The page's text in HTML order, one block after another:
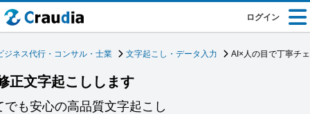
ログイン
ジネス代行・コンサル・士業 文字起こし・データ入力 AI×人の目で丁寧チ
正文字起こしします
も安心の高品質文字起こし